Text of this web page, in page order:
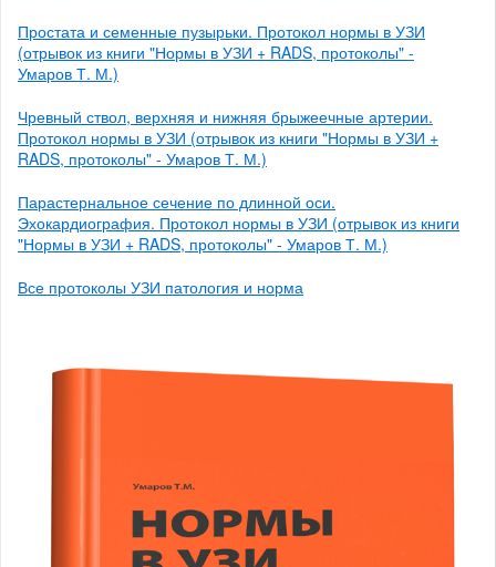
Простата и семенные пузырьки. Протокол нормы в УЗИ
(отрывок из книги "Нормы в УЗИ + RADS, протоколы" -
Умаров Т. М.)
Чревный ствол, верхняя и нижняя брыжеечные артерии.
Протокол нормы в УЗИ (отрывок из книги "Нормы в УЗИ +
RADS, протоколы" - Умаров Т. М.)
Парастернальное сечение по длинной оси.
Эхокардиография. Протокол нормы в УЗИ (отрывок из книги
"Нормы в УЗИ + RADS, протоколы" - Умаров Т. М.)
Все протоколы УЗИ патология и норма